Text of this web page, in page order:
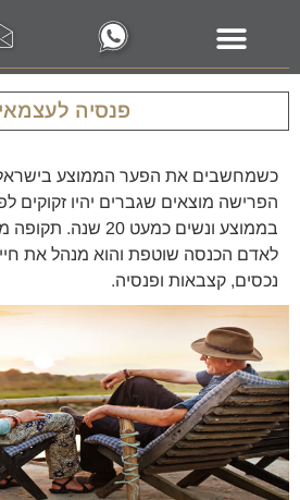
פנסיה
כשמחשבים את הפער הממוצע בישראל
בממוצע ונשים כמעט
לאדם הכנסה שוטפת והוא מנהל את
נכסים, קצבאות ופנסיה.